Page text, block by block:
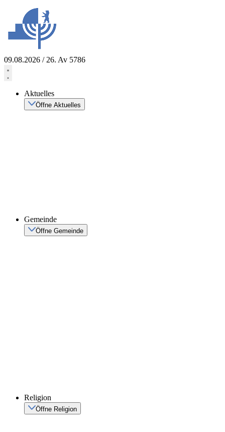
springen
09.08.2026 / 26. Av 5786
Aktuelles
Öffne Aktuelles
Gemeinde
Öffne Gemeinde
Religion
Öffne Religion